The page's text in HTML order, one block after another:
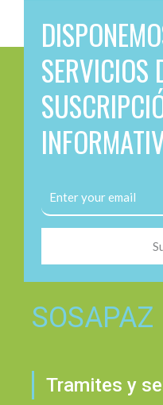
SERVICIOS
SOSAPAZ
Tramites y